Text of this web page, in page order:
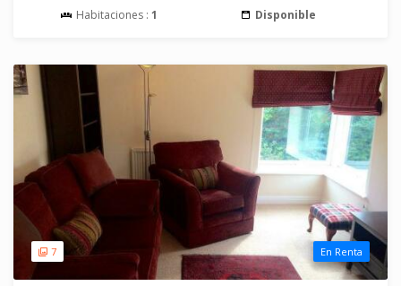
Habitaciones : 1 Disponible
7 En Renta